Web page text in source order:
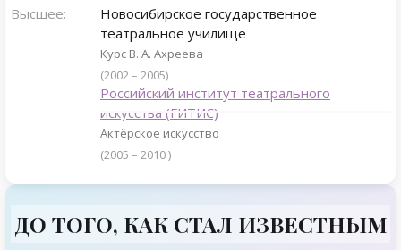
Высшее:
Новосибирское государственное
театральное училище
Курс В. А. Ахреева
(2002 – 2005)
Российский институт театрального
искусства (ГИТИС)
Актёрское искусство
(2005 – 2010 )
ДО ТОГО, КАК СТАЛ ИЗВЕСТНЫМ